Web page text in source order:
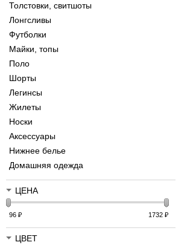
Толстовки, свитшоты
Лонгсливы
Футболки
Майки, топы
Поло
Шорты
Легинсы
Жилеты
Носки
Аксессуары
Нижнее белье
Домашняя одежда
ЦЕНА
96 ₽ 1732₽
ЦВЕТ